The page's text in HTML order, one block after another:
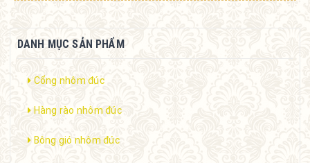
DANH MỤC SẢN PHẨM
Cổng nhôm đúc
Hàng rào nhôm đúc
Bông gió nhôm đúc